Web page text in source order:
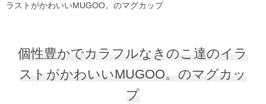
かわいいマグカップ
名入れマグカップ
おすすめ20選
ラストがかわいいMUGOO。のマグカップ
個性豊かでカラフルなきのこ達のイラ
ストがかわいいMUGOO。のマグカッ
プ